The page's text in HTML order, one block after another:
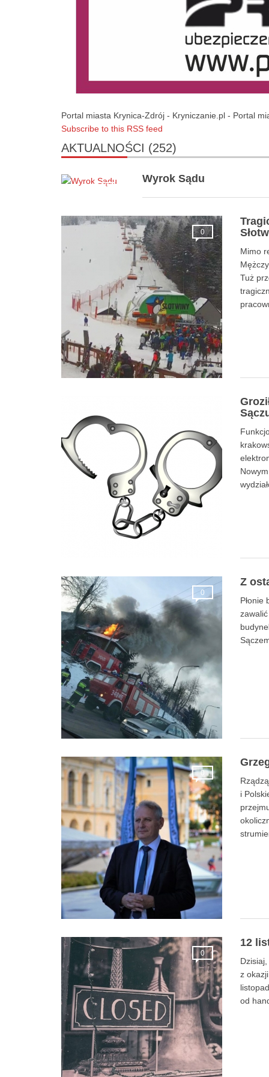
Portal miasta Krynica-Zdrój - Kryniczanie.pl - Portal
Subscribe to this RSS feed
AKTUALNOŚCI (252)
Wyrok Sądu
0
Mimo
Tuż
0
Z
Płonie
0
i
0
12
z
od